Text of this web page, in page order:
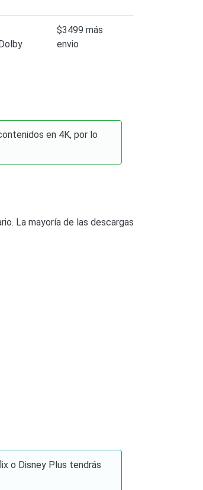
$3499 más
envio
en 4K, por lo
La mayoría de las descargas
o Disney Plus tendrás